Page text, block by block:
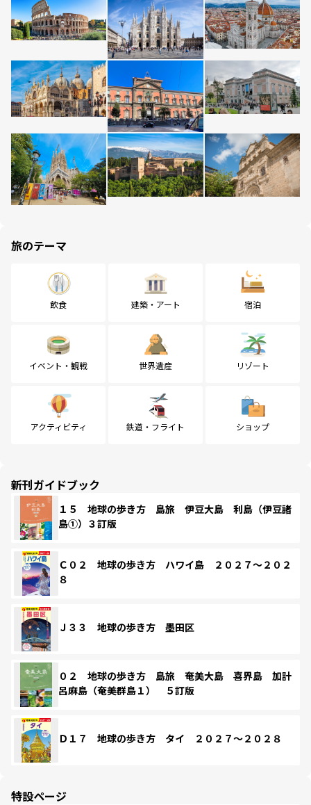
旅のテーマ
飲食 建築・アート 宿泊
イベント・観戦 世界遺産 リゾート
アクティビティ 鉄道・フライト ショップ
新刊ガイドブック
１５ 地球の歩き方 島旅 伊豆大島 利島（伊豆諸
島①）３訂版
Ｃ０２ 地球の歩き方 ハワイ島 ２０２７～２０２
８
Ｊ３３ 地球の歩き方 墨田区
０２ 地球の歩き方 島旅 奄美大島 喜界島 加計
呂麻島（奄美群島１） ５訂版
Ｄ１７ 地球の歩き方 タイ ２０２７～２０２８
特設ページ